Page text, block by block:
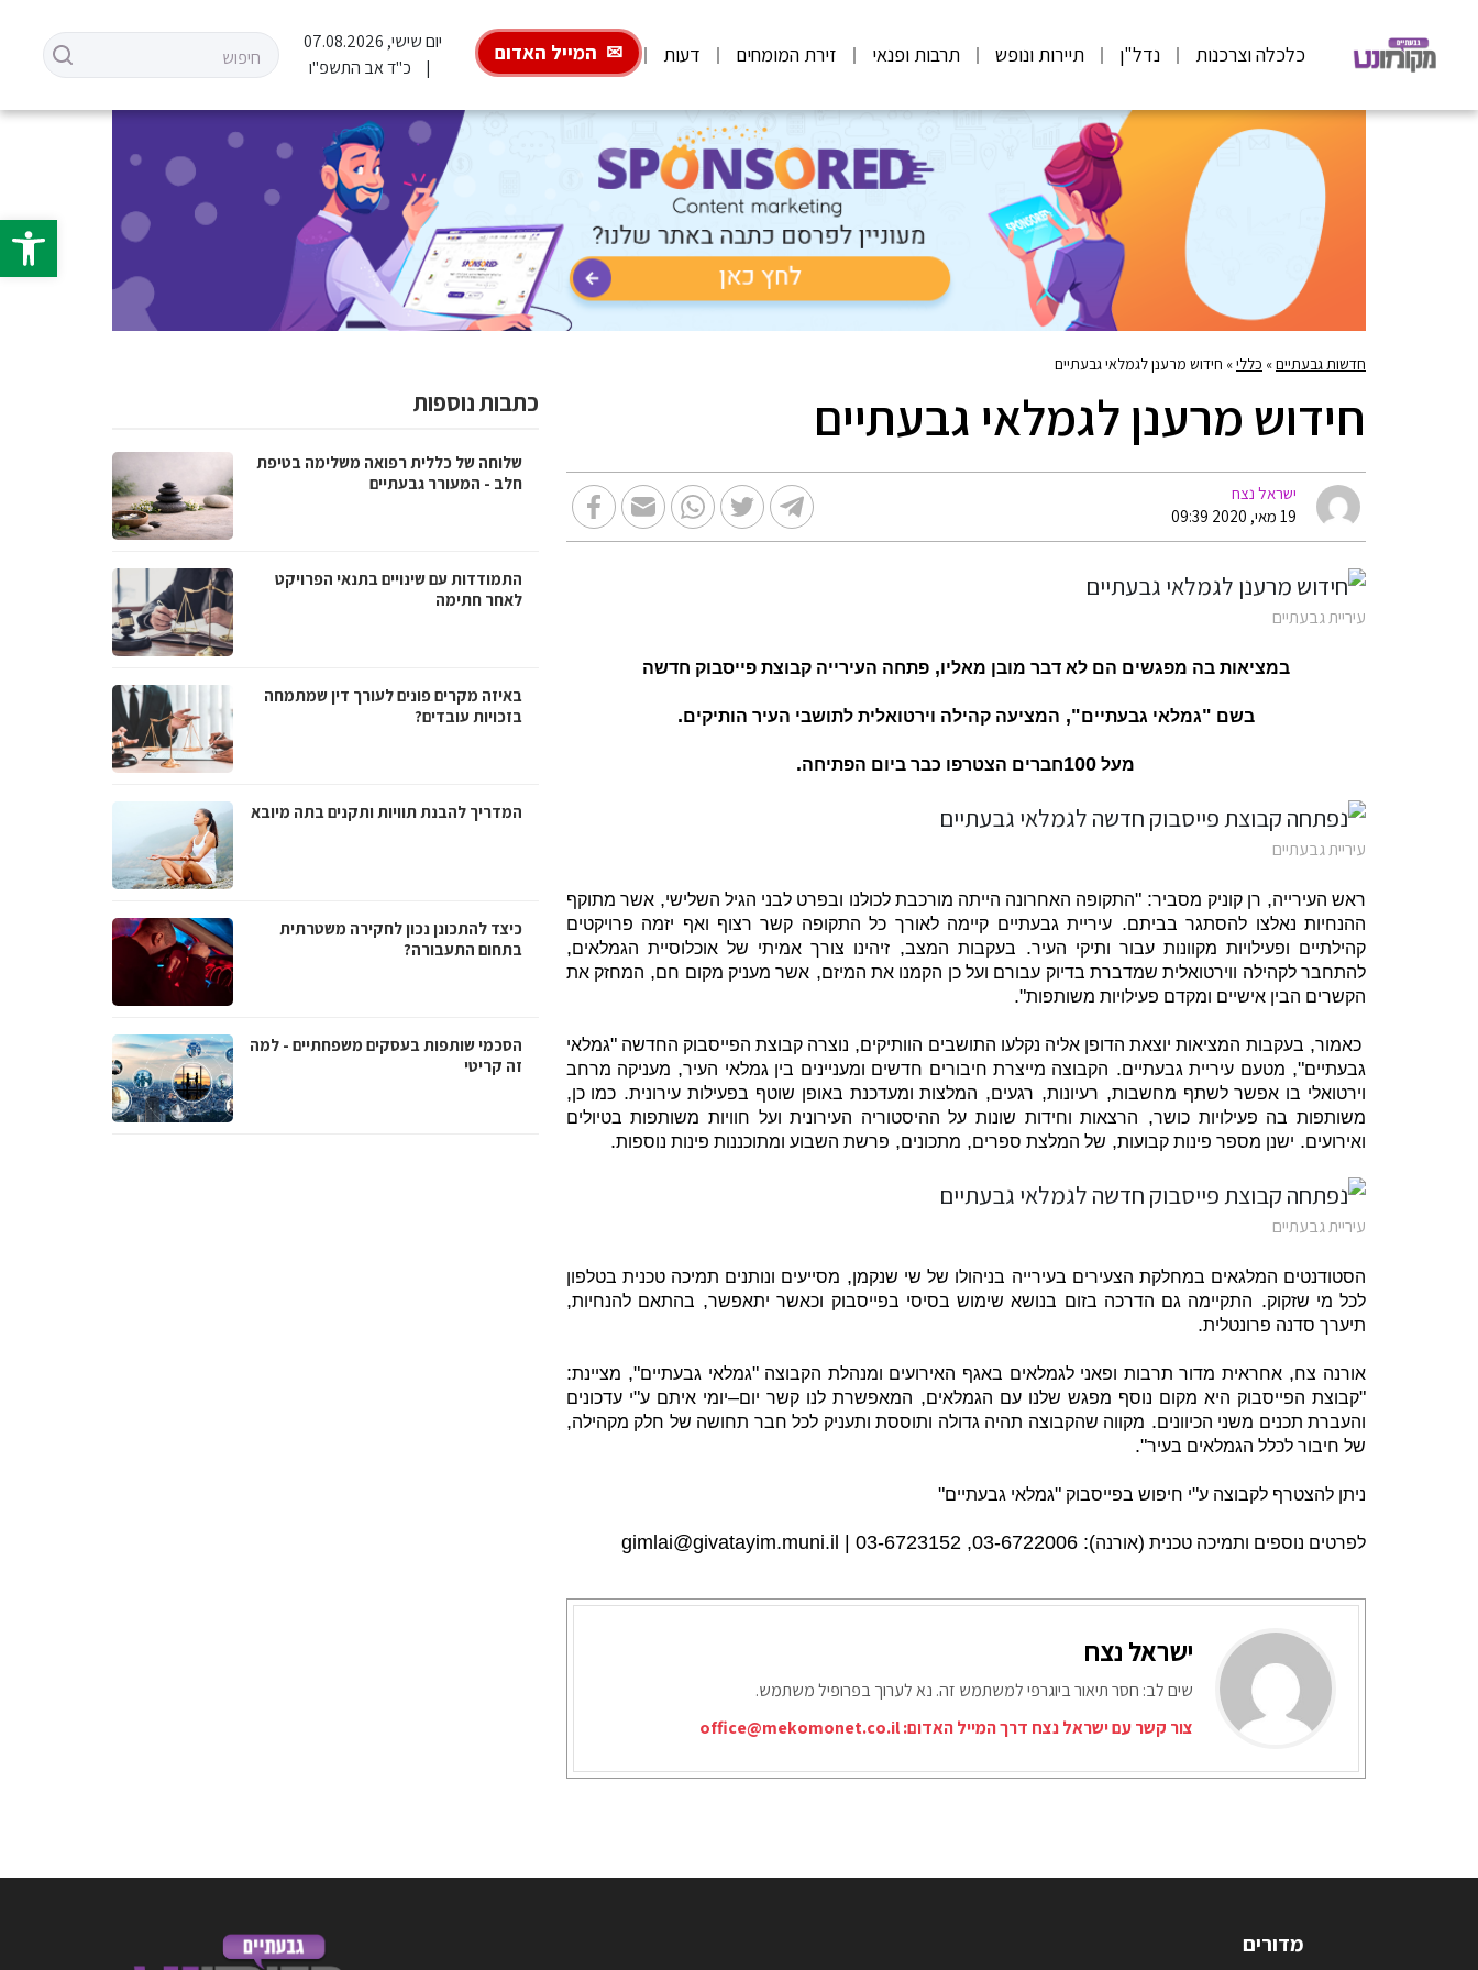
פתח
כלכלה וצרכנות נדל"ן תיירות ונופש תרבות ופנאי זירת המומחים דעות המייל האדום
יום שישי, 07.08.2026
כ"ד אב התשפ"ו
חדשות גבעתיים» כללי» חידוש מרענן לגמלאי גבעתיים
חידוש מרענן לגמלאי גבעתיים
ישראל נצח
19 מאי, 2020 09:39
עיריית גבעתיים
במציאות בה מפגשים הם לא דבר מובן מאליו,פתחה העירייה קבוצת פייסבוק חדשה
בשם "גמלאי גבעתיים", המציעה קהילה וירטואלית לתושבי העיר הותיקים.
מעל 100חברים הצטרפו כבר ביום הפתיחה.
עיריית גבעתיים
ראש העירייה, רן קוניק מסביר: "התקופה האחרונה הייתה מורכבת לכולנו ובפרט לבני הגיל השלישי,אשר מתוקף
ההנחיות נאלצו להסתגר בביתם. עיריית גבעתיים קיימה לאורך כל התקופה קשר רצוף ואף יזמה פרויקטים
קהילתיים ופעילויות מקוונות עבור ותיקי העיר. בעקבות המצב,זיהינו צורך אמיתי של אוכלוסיית הגמלאים,
להתחבר לקהילה ווירטואלית שמדברת בדיוק עבורם ועל כן הקמנו את המיזם, אשר מעניק מקום חם, המחזק את
הקשרים הבין אישיים ומקדם פעילויות משותפות".
כאמור, בעקבות המציאות יוצאת הדופן אליה נקלעו התושבים הוותיקים, נוצרה קבוצת הפייסבוק החדשה"גמלאי
גבעתיים", מטעם עיריית גבעתיים. הקבוצה מייצרת חיבורים חדשים ומעניינים בין גמלאי העיר, מעניקה מרחב
וירטואלי בו אפשר לשתף מחשבות, רעיונות, רגעים, המלצות ומעדכנת באופן שוטף בפעילות עירונית. כמו כן,
משותפות בה פעילויות כושר,
הרצאות וחידות שונות על ההיסטוריה העירונית ועל חוויות משותפות בטיולים
ואירועים. ישנן מספר פינות קבועות, של המלצת ספרים, מתכונים, פרשת השבוע ומתוכננות פינות נוספות.
עיריית גבעתיים
הסטודנטים המלגאים במחלקת הצעירים בעירייה בניהולו של שי שנקמן, מסייעים ונותנים תמיכה טכנית בטלפון
לכל מי שזקוק. התקיימה גם הדרכה בזום בנושא שימוש בסיסי בפייסבוק וכאשר יתאפשר, בהתאם להנחיות,
תיערך סדנה פרונטלית.
אורנה צח,אחראית מדור תרבות ופאני לגמלאים באגף האירועים ומנהלת הקבוצה"גמלאי גבעתיים", מציינת:
"קבוצת הפייסבוק היא מקום נוסף מפגש שלנו עם הגמלאים, המאפשרת לנו קשר יום–יומי איתם ע"י עדכונים
והעברת תכנים משני הכיוונים. מקווה שהקבוצה תהיה גדולה ותוססת ותעניק לכל חבר תחושה של חלק מקהילה,
של חיבור לכלל הגמלאים בעיר".
ניתן להצטרף לקבוצה ע"י חיפוש בפייסבוק "גמלאי גבעתיים"
לפרטים נוספים ותמיכה טכנית (אורנה): 03-6722006, 03-6723152 |
gimlai@givatayim.muni.il
ישראל נצח
שים לב: חסר תיאור ביוגרפי למשתמש זה. נא לערוך בפרופיל משתמש.
צור קשר עם ישראל נצח דרך המייל האדום:office@mekomonet.co.il
כתבות נוספות
שלוחה של כללית רפואה משלימה בטיפת
חלב - המעורר גבעתיים
התמודדות עם שינויים בתנאי הפרויקט
לאחר חתימה
באיזה מקרים פונים לעורך דין שמתמחה
בזכויות עובדים?
המדריך להבנת תוויות ותקנים בתה מיובא
כיצד להתכונן נכון לחקירה משטרתית
בתחום התעבורה?
הסכמי שותפות בעסקים משפחתיים - למה
זה קריטי
מדורים